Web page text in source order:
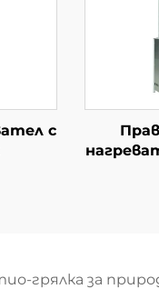
с
грялка за